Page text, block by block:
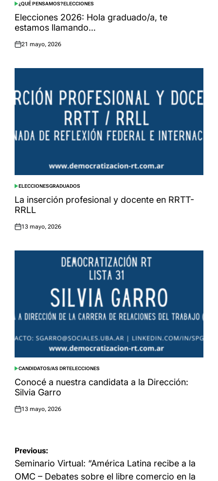
POSTED
IN
¿QUÉ PENSAMOS?ELECCIONES
Elecciones 2026: Hola graduado/a, te
estamos llamando…
Posted
21 mayo, 2026
POSTED
IN
ELECCIONESGRADUADOS
La inserción profesional y docente en RRTT-
RRLL
Posted
13 mayo, 2026
POSTED
IN
CANDIDATOS/AS DRTELECCIONES
Conocé a nuestra candidata a la Dirección:
Silvia Garro
Posted
13 mayo, 2026
Navegación
de
Previous:
Seminario Virtual: “América Latina recibe a la
OMC – Debates sobre el libre comercio en la